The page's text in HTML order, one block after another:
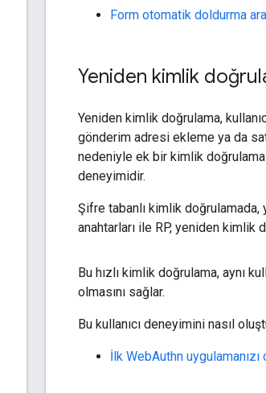
Form otomatik doldurma
Yeniden kimlik
Yeniden kimlik doğrulama,
gönderim adresi ekleme ya da
nedeniyle ek bir kimlik doğrulama
deneyimidir.
Şifre tabanlı kimlik
anahtarları ile RP, yeniden kimlik
Bu hızlı kimlik doğrulama, aynı
olmasını sağlar.
Bu kullanıcı deneyimini nasıl
İlk WebAuthn uygulamanızı